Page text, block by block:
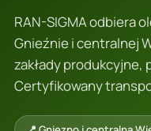
RAN-SIGMA odbiera
Gnieźnie i centralnej
zakłady produkcyjne,
Certyfikowany